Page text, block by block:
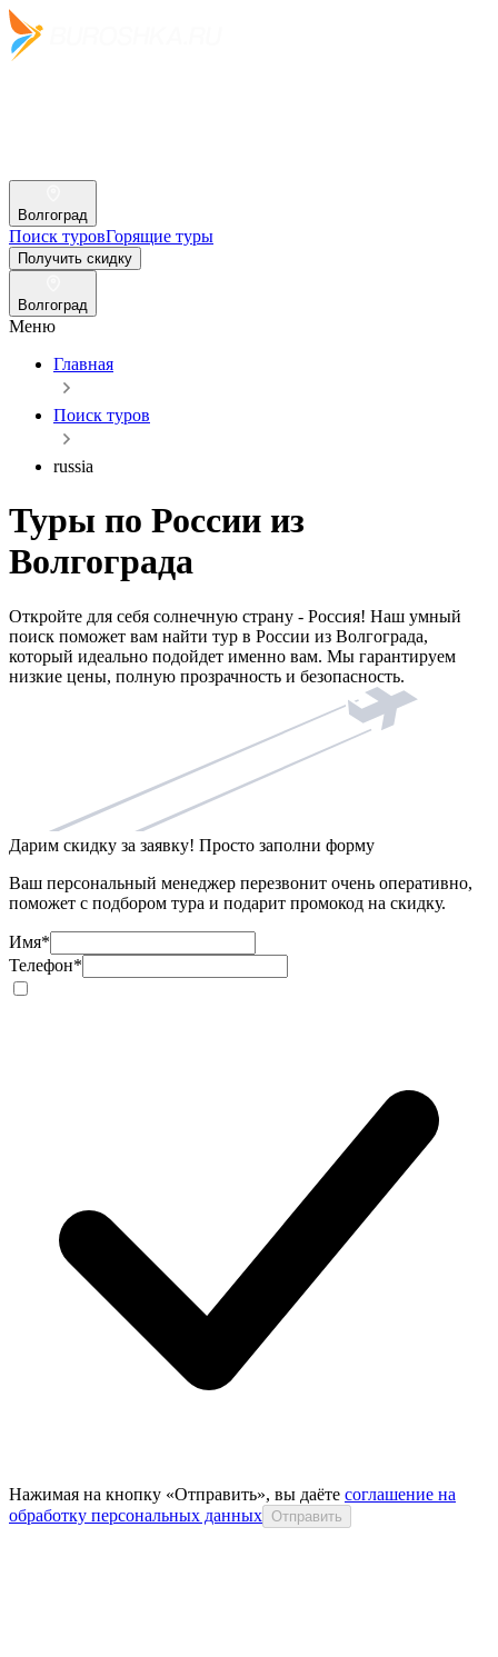
Волгоград
Поиск туровГорящие туры
Получить скидку
Волгоград
Меню
Главная
Поиск туров
russia
Туры по России из
Волгограда
Откройте для себя солнечную страну - Россия! Наш умный
поиск поможет вам найти тур в России из Волгограда,
который идеально подойдет именно вам. Мы гарантируем
низкие цены, полную прозрачность и безопасность.
Дарим скидку за заявку! Просто заполни форму
Ваш персональный менеджер перезвонит очень оперативно,
поможет с подбором тура и подарит промокод на скидку.
Имя*
Телефон*
Нажимая на кнопку «Отправить», вы даёте соглашение на
обработку персональных данных Отправить